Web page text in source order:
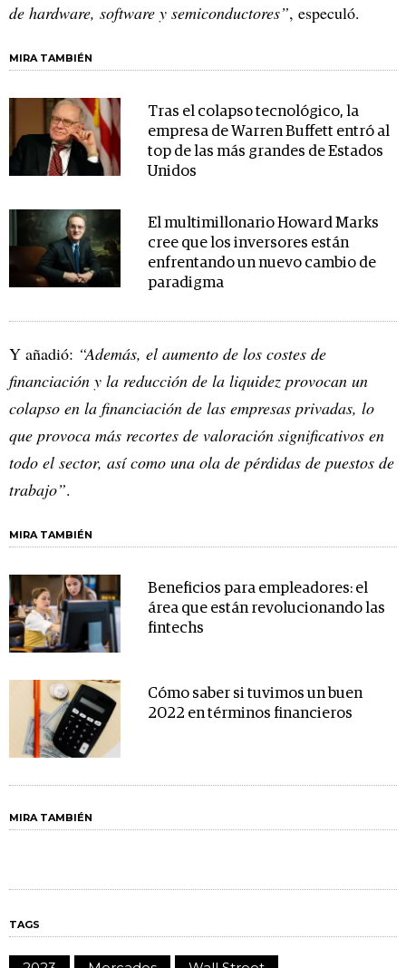
de hardware, software y semiconductores”, especuló.
MIRA TAMBIÉN
Tras el colapso tecnológico, la
empresa de Warren Buffett entró al
top de las más grandes de Estados
Unidos
El multimillonario Howard Marks
cree que los inversores están
enfrentando un nuevo cambio de
paradigma
Y añadió: “Además, el aumento de los costes de
financiación y la reducción de la liquidez provocan un
colapso en la financiación de las empresas privadas, lo
que provoca más recortes de valoración significativos en
todo el sector, así como una ola de pérdidas de puestos de
trabajo”.
MIRA TAMBIÉN
Beneficios para empleadores: el
área que están revolucionando las
fintechs
Cómo saber si tuvimos un buen
2022 en términos financieros
MIRA TAMBIÉN
TAGS